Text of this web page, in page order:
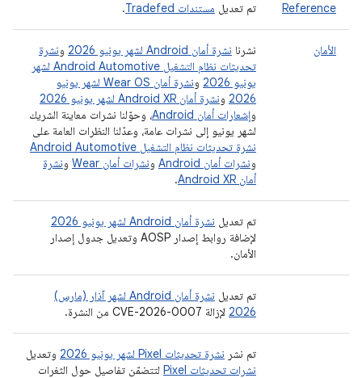
Reference تم تعديل مستندات Tradefed .
الأمان نشرنا نشرة أمان Android لشهر يونيو 2026 ونشرة
تحديثات نظام التشغيل Android Automotive لشهر
يونيو 2026
و
نشرة أمان Wear OS لشهر يونيو
2026 ونشرة أمان Android XR لشهر يونيو 2026
وإشعارات أمان Android
، وحوّلنا نشرات معاينة الشريك
لشهر يونيو إلى نشرات عامة، وعدّلنا النظرات العامة على
نشرة تحديثات نظام التشغيل Android Automotive
ونشرات أمان Android ونشرات أمان Wear ونشرة
أمان Android XR
.
تم تعديل نشرة أمان Android لشهر يونيو 2026
لإضافة روابط إصدار AOSP وتعديل جدول إصدار
الأمان.
تم تعديل
نشرة أمان Android لشهر آذار (مارس)
2026 لإزالة CVE-2026-0007 من النشرة.
تم نشر نشرة تحديثات Pixel لشهر يونيو 2026
وتعديل
نشرات تحديثات Pixel
لتتضمّن تفاصيل حول الثغرات